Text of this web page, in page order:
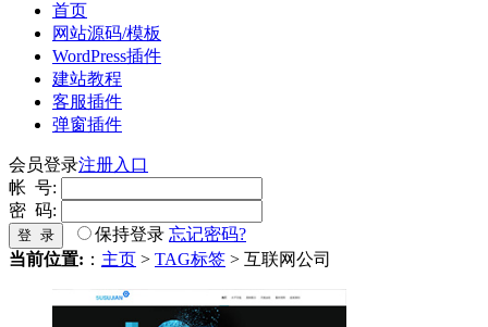
首页
网站源码/模板
WordPress插件
建站教程
客服插件
弹窗插件
会员登录注册入口
帐 号:
密 码:
登 录 保持登录 忘记密码?
当前位置: ： 主页 > TAG标签 > 互联网公司